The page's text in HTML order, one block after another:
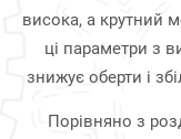
висока, а крутний
ці параметри з
знижує оберти і
Порівняно з